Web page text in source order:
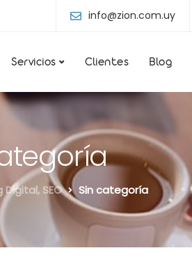
info@zion.com.uy
Servicios Clientes Blog
SEO Sin categoría